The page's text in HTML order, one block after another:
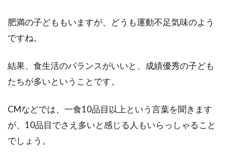
肥満の子どももいますが、どうも運動不足気味のよう
ですね。
結果、食生活のバランスがいいと、成績優秀の子ども
たちが多いということです。
CMなどでは、一食10品目以上という言葉を聞きます
が、10品目でさえ多いと感じる人もいらっしゃること
でしょう。